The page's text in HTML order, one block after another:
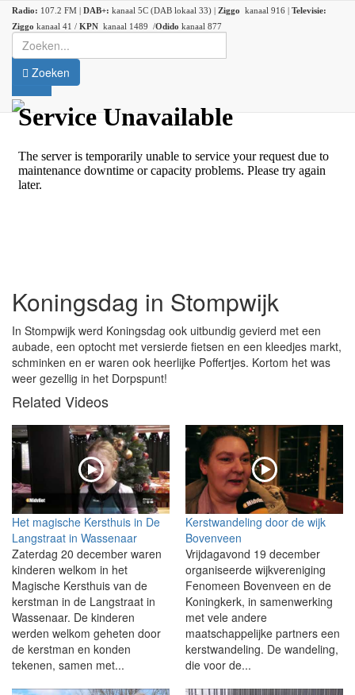
Radio: 107.2 FM | DAB+: kanaal 5C (DAB lokaal 33) | Ziggo kanaal 916 | Televisie:
Ziggo kanaal 41 / KPN kanaal 1489 /Odido kanaal 877
Zoeken
Koningsdag in Stompwijk
In Stompwijk werd Koningsdag ook uitbundig gevierd met een
aubade, een optocht met versierde fietsen en een kleedjes markt,
schminken en er waren ook heerlijke Poffertjes. Kortom het was
weer gezellig in het Dorpspunt!
Related Videos
Het magische Kersthuis in De
Langstraat in Wassenaar
Zaterdag 20 december waren
kinderen welkom in het
Magische Kersthuis van de
kerstman in de Langstraat in
Wassenaar. De kinderen
werden welkom geheten door
de kerstman en konden
tekenen, samen met...
Kerstwandeling door de wijk
Bovenveen
Vrijdagavond 19 december
organiseerde wijkvereniging
Fenomeen Bovenveen en de
Koningkerk, in samenwerking
met vele andere
maatschappelijke partners een
kerstwandeling. De wandeling,
die voor de...